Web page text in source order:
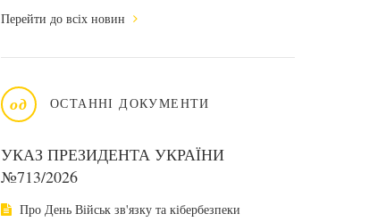
Перейти до всіх новин
од ОСТАННІ ДОКУМЕНТИ
УКАЗ ПРЕЗИДЕНТА УКРАЇНИ
№713/2026
Про День Військ зв'язку та кібербезпеки